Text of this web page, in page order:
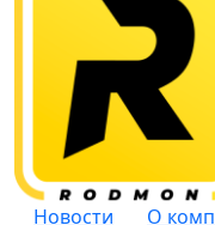
Новости
О